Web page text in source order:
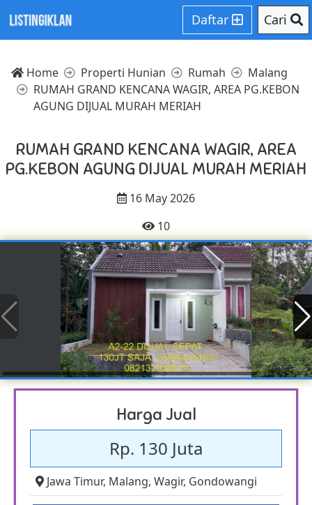
Daftar Cari
Home Properti Hunian Rumah
Malang
RUMAH GRAND KENCANA WAGIR, AREA PG.KEBON
AGUNG DIJUAL MURAH MERIAH
RUMAH GRAND KENCANA WAGIR, AREA
PG.KEBON AGUNG DIJUAL MURAH MERIAH
16 May 2026
10
Harga Jual
Rp. 130 Juta
Jawa Timur, Malang, Wagir, Gondowangi